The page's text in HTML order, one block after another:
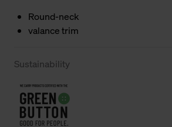
Round-neck
valance trim
Sustainability